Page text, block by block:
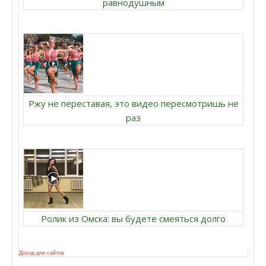
равнодушным
Ржу не переставая, это видео пересмотришь не
раз
Ролик из Омска: вы будете смеяться долго
Доход для сайтов